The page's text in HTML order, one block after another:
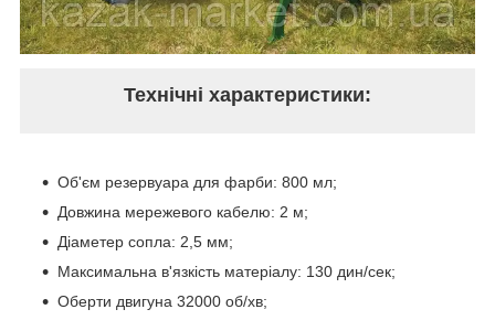
Технічні характеристики:
Об'єм резервуара для фарби: 800 мл;
Довжина мережевого кабелю: 2 м;
Діаметер сопла: 2,5 мм;
Максимальна в'язкість матеріалу: 130 дин/сек;
Оберти двигуна 32000 об/хв;